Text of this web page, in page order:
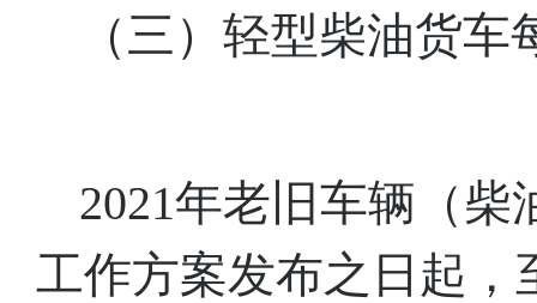
（三）轻型柴油货车
2021年老旧车辆（
工作方案发布之日起，